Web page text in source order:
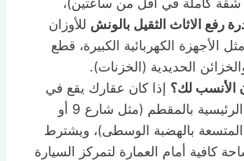
شقة كاملة في أقل من ساعتين)،
رفع الاثاث الثقيل بالونش للأوزان
الأجهزة الكهربائية الكبيرة، قطع
الحديدية (الخزنات).
الأنسب لك؟ إذا كان عقارك يقع في
الشوارع الرئيسية بالمقطم (مثل شارع 9 أو
المتسعة بالهضبة الوسطى)، ويشترط
كافية أمام العمارة لتمركز السيارة